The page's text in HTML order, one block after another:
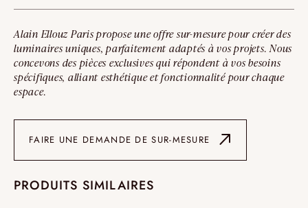
Alain Ellouz Paris propose une offre sur-mesure pour créer des
luminaires uniques, parfaitement adaptés à vos projets. Nous
concevons des pièces exclusives qui répondent à vos besoins
spécifiques, alliant esthétique et fonctionnalité pour chaque
espace.
FAIRE UNE DEMANDE DE SUR-MESURE
PRODUITS SIMILAIRES